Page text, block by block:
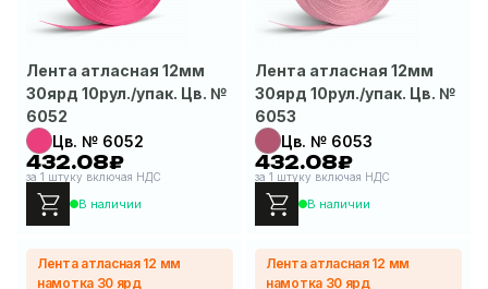
Лента атласная 12мм
30ярд 10рул./упак. Цв. №
6052
Цв. № 6052
432.08₽
за 1 штуку включая НДС
В наличии
Лента атласная 12мм
30ярд 10рул./упак. Цв. №
6053
Цв. № 6053
432.08₽
за 1 штуку включая НДС
В наличии
Лента атласная 12 мм
намотка 30 ярд
Лента атласная 12 мм
намотка 30 ярд